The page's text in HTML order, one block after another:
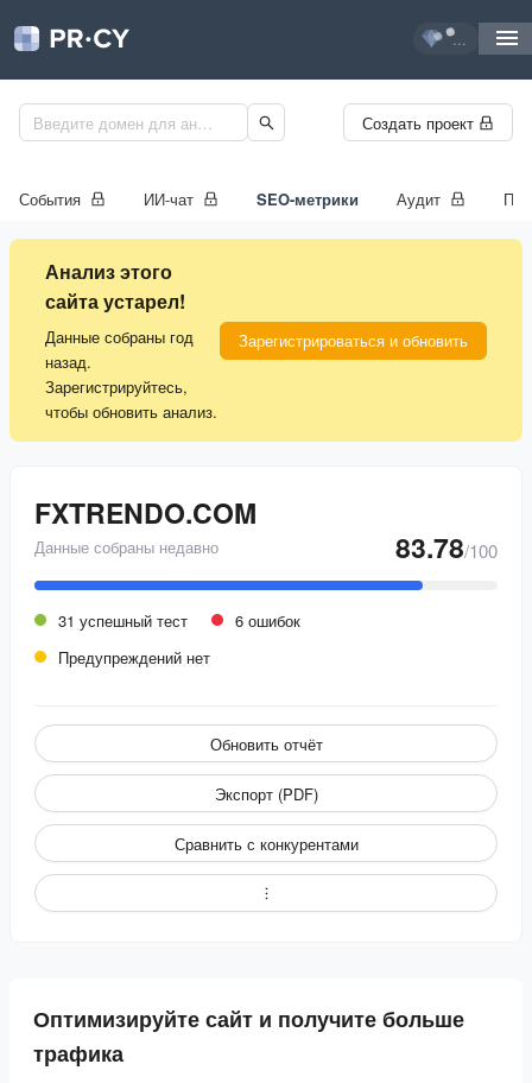
...
Создать проект
События ИИ-чат SEO-метрики Аудит
Анализ этого
сайта устарел!
Данные собраны год
назад.
Зарегистрируйтесь,
чтобы обновить анализ.
Зарегистрироваться и обновить
FXTRENDO.COM
Данные собраны недавно 83.78/100
31 успешный тест
6 ошибок
Предупреждений нет
Обновить отчёт
Экспорт (PDF)
Сравнить с конкурентами
Оптимизируйте сайт и получите больше
трафика